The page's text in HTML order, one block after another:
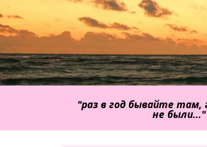
"раз в год бывайте там,
не были..."